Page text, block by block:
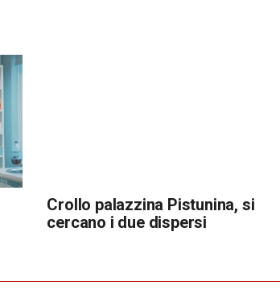
Crollo palazzina Pistunina, si
cercano i due dispersi